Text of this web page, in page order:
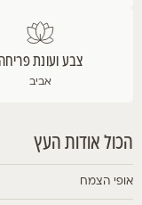
צבע ועונת פריחה
אביב
הכול אודות העץ
אופי הצמח